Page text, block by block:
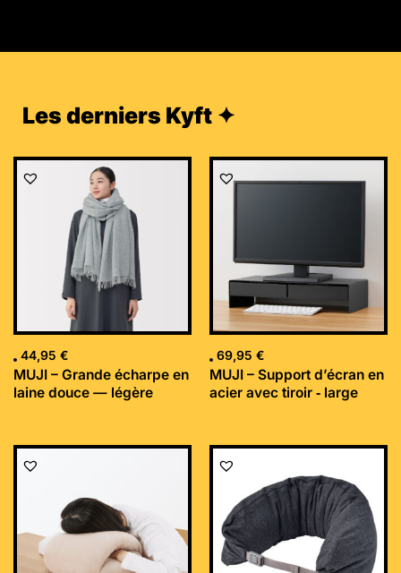
Les derniers Kyft ✦
44,95 €
MUJI – Grande écharpe en
laine douce — légère
69,95 €
MUJI – Support d’écran en
acier avec tiroir ‐ large